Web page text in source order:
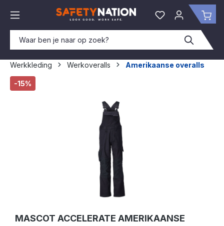
Je hebt 0 items
Werkkleding Werkoveralls
Amerikaanse overalls
Afbeeldingengalerij overslaan
-15%
MASCOT ACCELERATE AMERIKAANSE